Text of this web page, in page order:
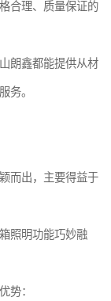
合理、质量保证的
朗鑫都能提供从材
务。
而出，主要得益于
照明功能巧妙融
势：